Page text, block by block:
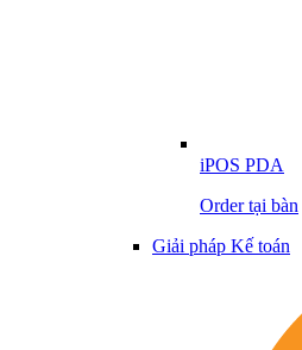
iPOS PDA
Order tại bàn
Giải pháp Kế toán